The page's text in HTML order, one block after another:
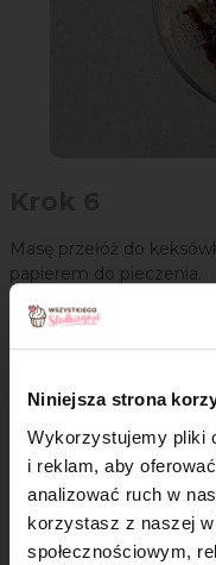
Niniejsza strona
Wykorzystujemy pliki
i reklam, aby
analizować ruch w
korzystasz z naszej
społecznościowym,
Masę przełóż do
papierem do pieczenia.